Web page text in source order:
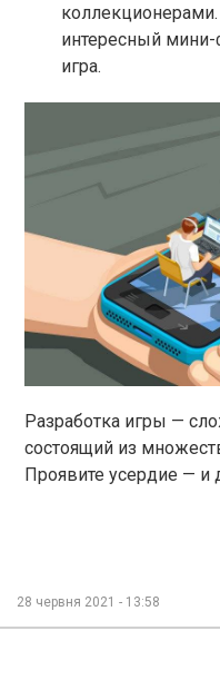
интересный мини-
игра.
Разработка игры —
состоящий из
Проявите усердие — и
28 червня 2021 - 13:58